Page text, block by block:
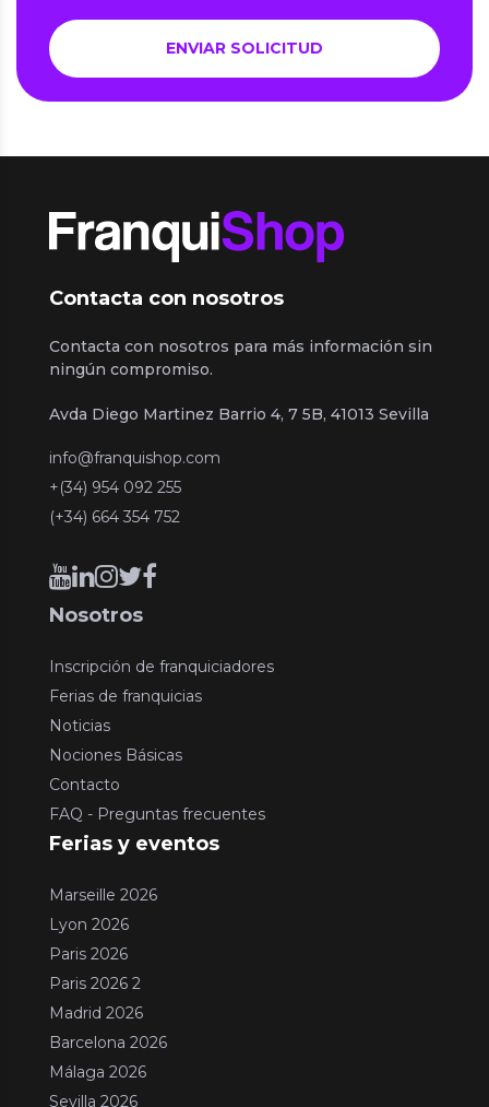
Contacta con nosotros
Contacta con nosotros para más información sin
ningún compromiso.
Avda Diego Martinez Barrio 4, 7 5B, 41013 Sevilla
info@franquishop.com
+(34) 954 092 255
(+34) 664 354 752
Nosotros
Inscripción de franquiciadores
Ferias de franquicias
Noticias
Nociones Básicas
Contacto
FAQ - Preguntas frecuentes
Ferias y eventos
Marseille 2026
Lyon 2026
Paris 2026
Paris 2026 2
Madrid 2026
Barcelona 2026
Málaga 2026
Sevilla 2026